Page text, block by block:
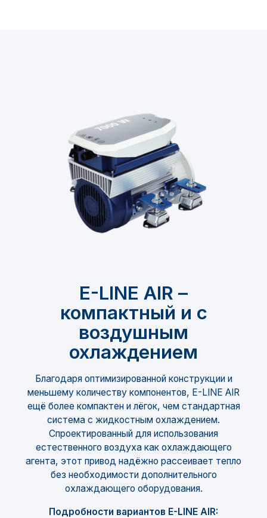
E-LINE AIR –
компактный и с
воздушным
охлаждением
Благодаря оптимизированной конструкции и
меньшему количеству компонентов, E-LINE AIR
ещё более компактен и лёгок, чем стандартная
система с жидкостным охлаждением.
Спроектированный для использования
естественного воздуха как охлаждающего
агента, этот привод надёжно рассеивает тепло
без необходимости дополнительного
охлаждающего оборудования.
Подробности вариантов E-LINE AIR: